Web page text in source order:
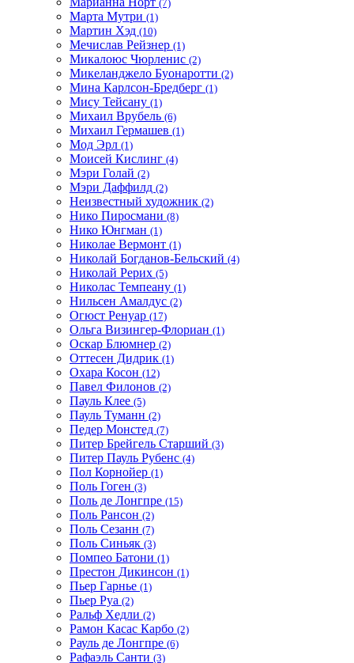
(7)
Марта Мутри (1)
Мартин Хэд (10)
Мечислав Рейзнер (1)
Микалоюс Чюрленис (2)
Микеланджело Буонаротти (2)
Мина Карлсон-Бредберг (1)
Мису Тейсану (1)
Михаил Врубель (6)
Михаил Гермашев (1)
Мод Эрл (1)
Моисей Кислинг (4)
Мэри Голай (2)
Мэри Даффилд (2)
Неизвестный художник (2)
Нико Пиросмани (8)
Нико Юнгман (1)
Николае Вермонт (1)
Николай Богданов-Бельский (4)
Николай Рерих (5)
Николас Темпеану (1)
Нильсен Амалдус (2)
Огюст Ренуар (17)
Ольга Визингер-Флориан (1)
Оскар Блюмнер (2)
Оттесен Дидрик (1)
Охара Косон (12)
Павел Филонов (2)
Пауль Клее (5)
Пауль Туманн (2)
Педер Монстед (7)
Питер Брейгель Старший (3)
Питер Пауль Рубенс (4)
Пол Корнойер (1)
Поль Гоген (3)
Поль де Лонгпре (15)
Поль Рансон (2)
Поль Сезанн (7)
Поль Синьяк (3)
Помпео Батони (1)
Престон Дикинсон (1)
Пьер Гарнье (1)
Пьер Руа (2)
Ральф Хедли (2)
Рамон Касас Карбо (2)
Рауль де Лонгпре (6)
Рафаэль Санти (3)